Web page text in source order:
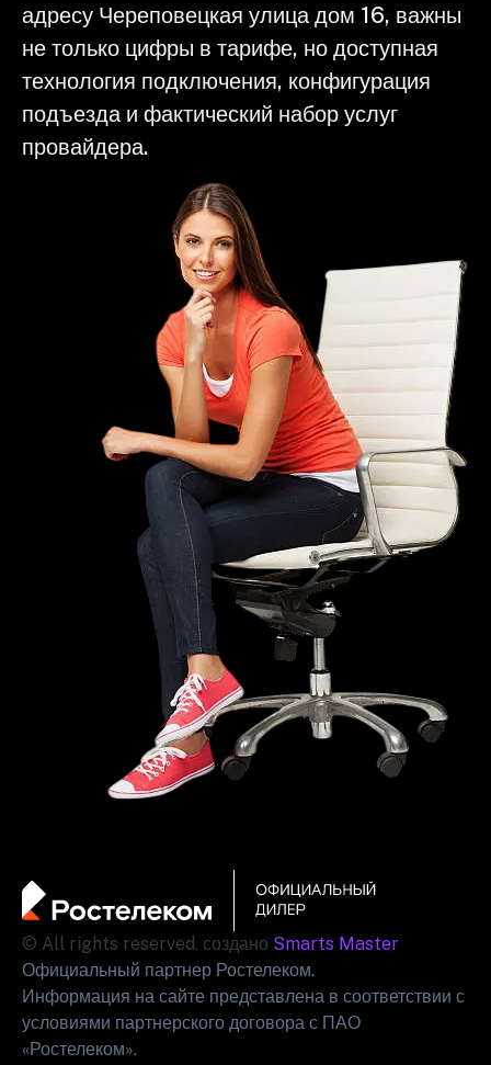
адресу Череповецкая улица дом 16, важны
не только цифры в тарифе, но доступная
технология подключения, конфигурация
подъезда и фактический набор услуг
провайдера.
© All rights reserved. создано Smarts Master
Официальный партнер Ростелеком.
Информация на сайте представлена в соответствии с
условиями партнерского договора с ПАО
«Ростелеком».